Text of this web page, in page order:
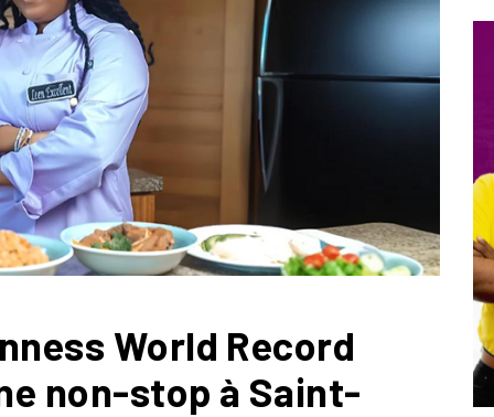
World Record
non-stop à Saint-